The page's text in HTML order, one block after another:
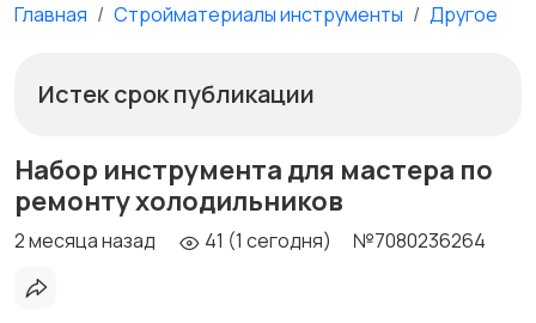
Главная Стройматериалы инструменты Другое
Истек срок публикации
Набор инструмента для мастера по
ремонту холодильников
2 месяца назад 41 (1 сегодня) №7080236264